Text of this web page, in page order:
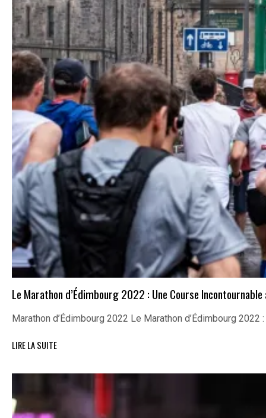
Le Marathon d’Édimbourg 2022 : Une Course Incontournable
Marathon d’Édimbourg 2022 Le Marathon d’Édimbourg
LIRE LA SUITE